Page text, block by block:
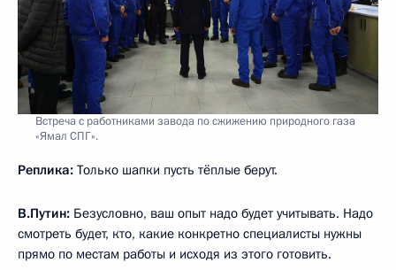
Встреча с работниками завода по сжижению природного газа
«Ямал СПГ».
Реплика: Только шапки пусть тёплые берут.
В.Путин: Безусловно, ваш опыт надо будет учитывать. Надо
смотреть будет, кто, какие конкретно специалисты нужны
прямо по местам работы и исходя из этого готовить.